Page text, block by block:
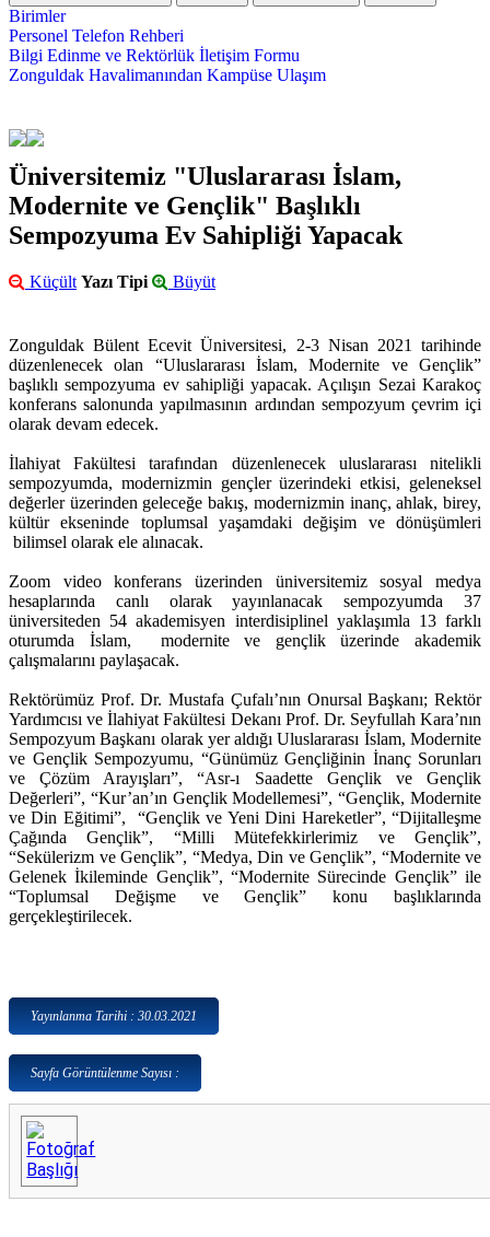
Birimler
Personel Telefon Rehberi
Bilgi Edinme ve Rektörlük İletişim Formu
Zonguldak Havalimanından Kampüse Ulaşım
Üniversitemiz "Uluslararası İslam,
Modernite ve Gençlik" Başlıklı
Sempozyuma Ev Sahipliği Yapacak
Küçült Yazı Tipi Büyüt
Zonguldak Bülent Ecevit Üniversitesi, 2-3 Nisan 2021 tarihinde
düzenlenecek olan “Uluslararası İslam, Modernite ve Gençlik”
başlıklı sempozyuma ev sahipliği yapacak. Açılışın Sezai Karakoç
konferans salonunda yapılmasının ardından sempozyum çevrim içi
olarak devam edecek.
İlahiyat Fakültesi tarafından düzenlenecek uluslararası nitelikli
sempozyumda, modernizmin gençler üzerindeki etkisi, geleneksel
değerler üzerinden geleceğe bakış, modernizmin inanç, ahlak, birey,
kültür ekseninde toplumsal yaşamdaki değişim ve dönüşümleri
bilimsel olarak ele alınacak.
Zoom video konferans üzerinden üniversitemiz sosyal medya
hesaplarında canlı olarak yayınlanacak sempozyumda 37
üniversiteden 54 akademisyen interdisiplinel yaklaşımla 13 farklı
oturumda İslam, modernite ve gençlik üzerinde akademik
çalışmalarını paylaşacak.
Rektörümüz Prof. Dr. Mustafa Çufalı’nın Onursal Başkanı; Rektör
Yardımcısı ve İlahiyat Fakültesi Dekanı Prof. Dr. Seyfullah Kara’nın
Sempozyum Başkanı olarak yer aldığı Uluslararası İslam, Modernite
ve Gençlik Sempozyumu, “Günümüz Gençliğinin İnanç Sorunları
ve Çözüm Arayışları”, “Asr-ı Saadette Gençlik ve Gençlik
Değerleri”, “Kur’an’ın Gençlik Modellemesi”, “Gençlik, Modernite
ve Din Eğitimi”, “Gençlik ve Yeni Dini Hareketler”, “Dijitalleşme
Çağında Gençlik”, “Milli Mütefekkirlerimiz ve Gençlik”,
“Sekülerizm ve Gençlik”, “Medya, Din ve Gençlik”, “Modernite ve
Gelenek İkileminde Gençlik”, “Modernite Sürecinde Gençlik” ile
“Toplumsal Değişme ve Gençlik” konu başlıklarında
gerçekleştirilecek.
Yayınlanma Tarihi : 30.03.2021
Sayfa Görüntülenme Sayısı :